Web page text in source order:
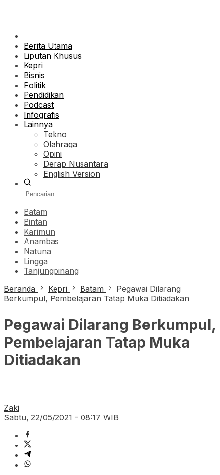
Berita Utama
Liputan Khusus
Kepri
Bisnis
Politik
Pendidikan
Podcast
Infografis
Lainnya
Tekno
Olahraga
Opini
Derap Nusantara
English Version
Batam
Bintan
Karimun
Anambas
Natuna
Lingga
Tanjungpinang
Beranda
Kepri Batam
Pegawai Dilarang
Berkumpul, Pembelajaran Tatap Muka Ditiadakan
Pegawai Dilarang Berkumpul,
Pembelajaran Tatap Muka
Ditiadakan
Zaki
Sabtu, 22/05/2021 - 08:17 WIB